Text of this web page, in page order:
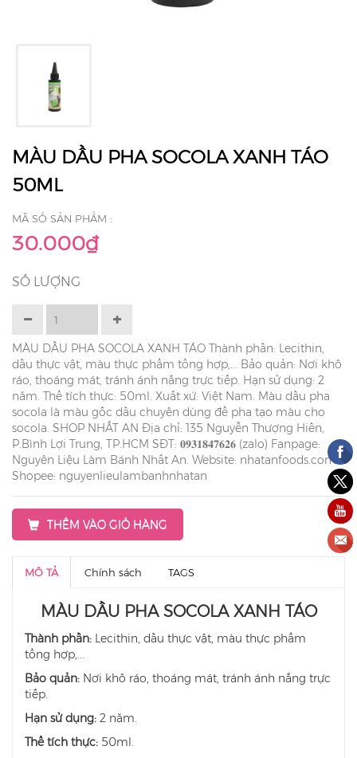
MÀU DẦU PHA SOCOLA XANH TÁO
50ML
MÃ SỐ SẢN PHẨM :
30.000₫
SỐ LƯỢNG
MÀU DẦU PHA SOCOLA XANH TÁO Thành phần: Lecithin,
dầu thực vật, màu thực phẩm tổng hợp,... Bảo quản: Nơi khô
ráo, thoáng mát, tránh ánh nắng trực tiếp. Hạn sử dụng: 2
năm. Thể tích thực: 50ml. Xuất xứ: Việt Nam. Màu dầu pha
socola là màu gốc dầu chuyên dùng để pha tạo màu cho
socola. SHOP NHẤT AN Địa chỉ: 135 Nguyễn Thượng Hiền,
P.Bình Lợi Trung, TP.HCM SĐT: 𝟎𝟗𝟑𝟏𝟖𝟒𝟕𝟔𝟐𝟔 (zalo) Fanpage:
Nguyên Liệu Làm Bánh Nhất An. Website: nhatanfoods.com
Shopee: nguyenlieulambanhnhatan
THÊM VÀO GIỎ HÀNG
MÔ TẢ Chính sách TAGS
MÀU DẦU PHA SOCOLA XANH TÁO
Thành phần: Lecithin, dầu thực vật, màu thực phẩm
tổng hợp,...
Bảo quản: Nơi khô ráo, thoáng mát, tránh ánh nắng trực
tiếp.
Hạn sử dụng: 2 năm.
Thể tích thực: 50ml.